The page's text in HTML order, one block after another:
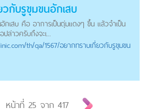
กับรูขุมขนอักเสบ
กเสบ คือ อาการเป็นตุ่มแดงๆ ขึ้น แล้วจำเป็น
ล่าวครับถึงจะเ...
/th/qa/1567/อยากทราบเกี่ยวกับรูขุมขน
หน้าที่ 25 จาก 417